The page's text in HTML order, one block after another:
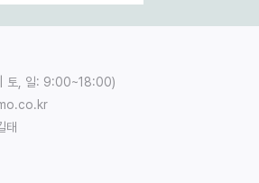
토, 일: 9:00~18:00)
태